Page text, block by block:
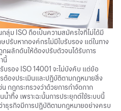
ลุ่ม ISO ถือเป็นความสมัครใจที่ไม่ได้มี
รับหากองค์กรไม่มีใบรับรอง แต่ในทาง
ผลักดันให้ต้องปรับตัวจนได้รับการ
นี้
รอง ISO 14001 จะไม่บังคับ แต่ข้อ
ต้องประเมินและปฏิบัติตามกฎหมายสิ่ง
กฎกระทรวงว่าด้วยการกำจัดกาก
ทิ้ง เพราะฉะนั้นการประยุกต์ใช้ระบบนี้
ธุรกิจมีการปฏิบัติตามกฎหมายอย่างครบ